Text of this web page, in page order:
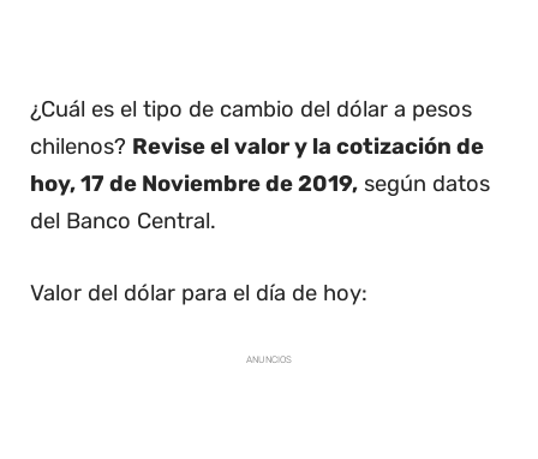
¿Cuál es el tipo de cambio del dólar a pesos
chilenos? Revise el valor y la cotización de
hoy, 17 de Noviembre de 2019, según datos
del Banco Central.
Valor del dólar para el día de hoy:
ANUNCIOS